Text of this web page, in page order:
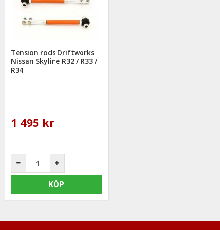
Tension rods Driftworks
Nissan Skyline R32 / R33 /
R34
1 495 kr
KÖP